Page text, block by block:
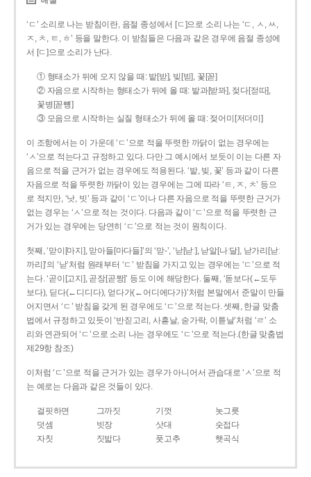
‘ㄷ’ 소리로 나는 받침이란, 음절 종성에서 [ㄷ]으로 소리 나는 ‘ㄷ, ㅅ, ㅆ,
ㅈ, ㅊ, ㅌ, ㅎ’ 등을 말한다. 이 받침들은 다음과 같은 경우에 음절 종성에
서 [ㄷ]으로 소리가 난다.
① 형태소가 뒤에 오지 않을 때: 밭[받], 빚[빋], 꽃[꼳]
② 자음으로 시작하는 형태소가 뒤에 올 때: 밭과[받꽈], 젖다[젇따],
꽃병[꼳뼝]
③ 모음으로 시작하는 실질 형태소가 뒤에 올 때: 젖어미[저더미]
이 조항에서는 이 가운데 ‘ㄷ’으로 적을 뚜렷한 까닭이 없는 경우에는
‘ㅅ’으로 적는다고 규정하고 있다. 다만 그 예시에서 보듯이 이는 다른 자
음으로 적을 근거가 없는 경우에도 적용된다. ‘밭, 빚, 꽃’ 등과 같이 다른
자음으로 적을 뚜렷한 까닭이 있는 경우에는 그에 따라 ‘ㅌ, ㅈ, ㅊ’ 등으
로 적지만, ‘낫, 빗’ 등과 같이 ‘ㄷ’이나 다른 자음으로 적을 뚜렷한 근거가
없는 경우는 ‘ㅅ’으로 적는 것이다. 다음과 같이 ‘ㄷ’으로 적을 뚜렷한 근
거가 있는 경우에는 당연히 ‘ㄷ’으로 적는 것이 원칙이다.
첫째, ‘맏이[마지], 맏아들[마다들]’의 ‘맏-’, ‘낟[낟ː], 낟알[나ː달], 낟가리[낟ː
까리]’의 ‘낟’처럼 원래부터 ‘ㄷ’ 받침을 가지고 있는 경우에는 ‘ㄷ’으로 적
는다. ‘곧이[고지], 곧장[곧짱]’ 등도 이에 해당한다. 둘째, ‘돋보다(←도두
보다), 딛다(←디디다), 얻다가(←어디에다가)’처럼 본말에서 준말이 만들
어지면서 ‘ㄷ’ 받침을 갖게 된 경우에도 ‘ㄷ’으로 적는다. 셋째, 한글 맞춤
법에서 규정하고 있듯이 ‘반짇고리, 사흗날, 숟가락, 이튿날’처럼 ‘ㄹ’ 소
리와 연관되어 ‘ㄷ’으로 소리 나는 경우에도 ‘ㄷ’으로 적는다.(한글 맞춤법
제29항 참조)
이처럼 ‘ㄷ’으로 적을 근거가 있는 경우가 아니어서 관습대로 ‘ㅅ’으로 적
는 예로는 다음과 같은 것들이 있다.
걸핏하면 그까짓 기껏
놋그릇
덧셈
빗장 삿대
숫접다
자칫
짓밟다 풋고추 햇곡식